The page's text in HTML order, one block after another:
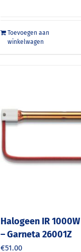
Toevoegen aan
winkelwagen
Halogeen IR 1000W
– Garneta 26001Z
€51.00